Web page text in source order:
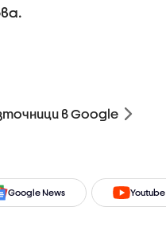
в Google
Google News Youtube